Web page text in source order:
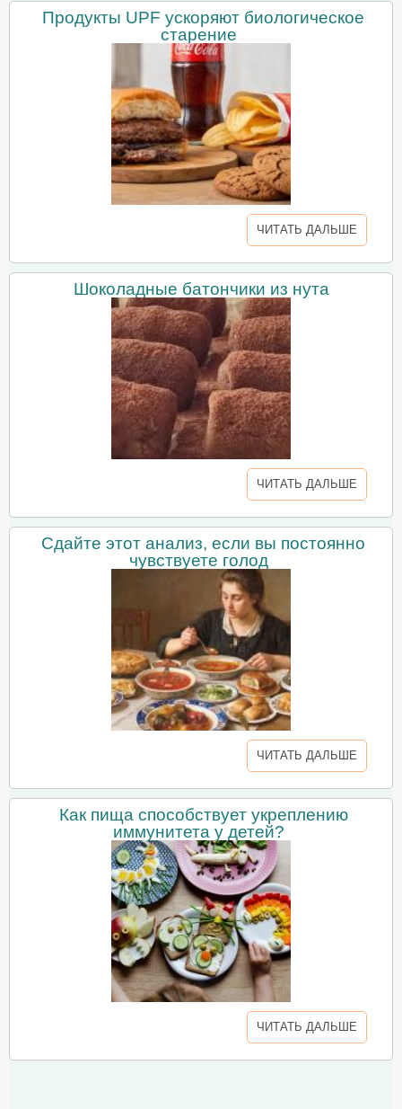
Продукты UPF ускоряют биологическое
старение
ЧИТАТЬ ДАЛЬШЕ
Шоколадные батончики из нута
ЧИТАТЬ ДАЛЬШЕ
Сдайте этот анализ, если вы постоянно
чувствуете голод
ЧИТАТЬ ДАЛЬШЕ
Как пища способствует укреплению
иммунитета у детей?
ЧИТАТЬ ДАЛЬШЕ